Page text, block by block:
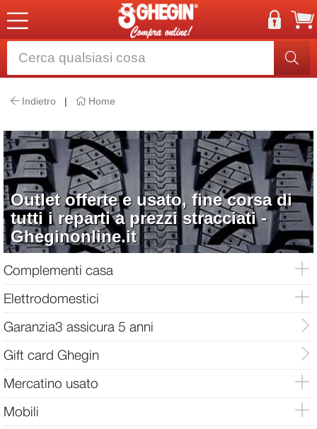
Indietro | Home
Outlet offerte e usato, fine corsa di
tutti i reparti a prezzi stracciati -
Gheginonline.it
Complementi casa
Elettrodomestici
Garanzia3 assicura 5 anni
Gift card Ghegin
Mercatino usato
Mobili